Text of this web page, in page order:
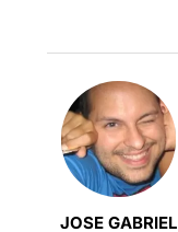
JOSE GABRIEL